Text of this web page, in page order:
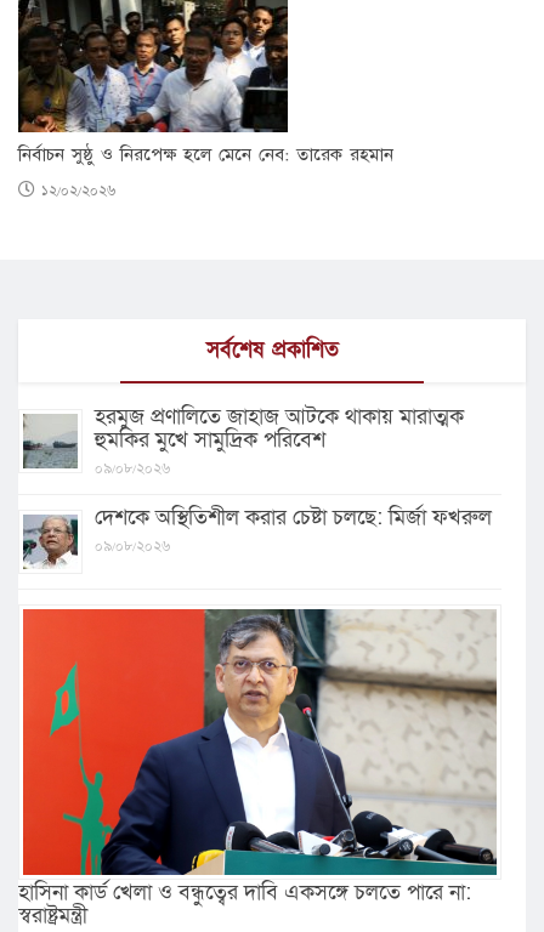
নির্বাচন সুষ্ঠু ও নিরপেক্ষ হলে মেনে নেব: তারেক রহমান
১২/০২/২০২৬
সর্বশেষ প্রকাশিত
হরমুজ প্রণালিতে জাহাজ আটকে থাকায় মারাত্মক
হুমকির মুখে সামুদ্রিক পরিবেশ
০৯/০৮/২০২৬
দেশকে অস্থিতিশীল করার চেষ্টা চলছে: মির্জা ফখরুল
০৯/০৮/২০২৬
হাসিনা কার্ড খেলা ও বন্ধুত্বের দাবি একসঙ্গে চলতে পারে না:
স্বরাষ্ট্রমন্ত্রী